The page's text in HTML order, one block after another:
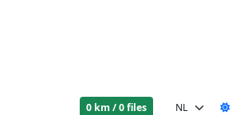
0 km / 0 files